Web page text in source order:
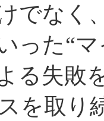
でなく
った“
る失
を取り